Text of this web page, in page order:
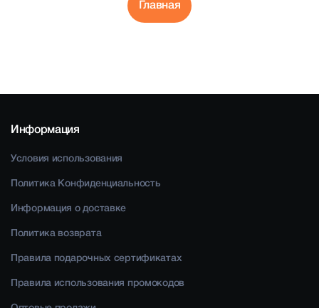
Главная
Информация
Условия использования
Политика Конфиденциальность
Информация о доставке
Политика возврата
Правила подарочных сертификатах
Правила использования промокодов